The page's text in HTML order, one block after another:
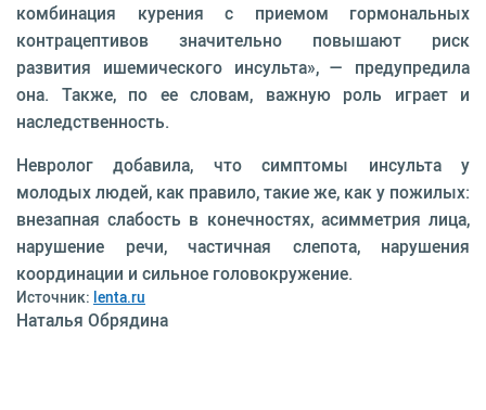
комбинация курения с приемом гормональных
контрацептивов значительно повышают риск
развития ишемического инсульта», — предупредила
она. Также, по ее словам, важную роль играет и
наследственность.
Невролог добавила, что симптомы инсульта у
молодых людей, как правило, такие же, как у пожилых:
внезапная слабость в конечностях, асимметрия лица,
нарушение речи, частичная слепота, нарушения
координации и сильное головокружение.
Источник: lenta.ru
Наталья Обрядина